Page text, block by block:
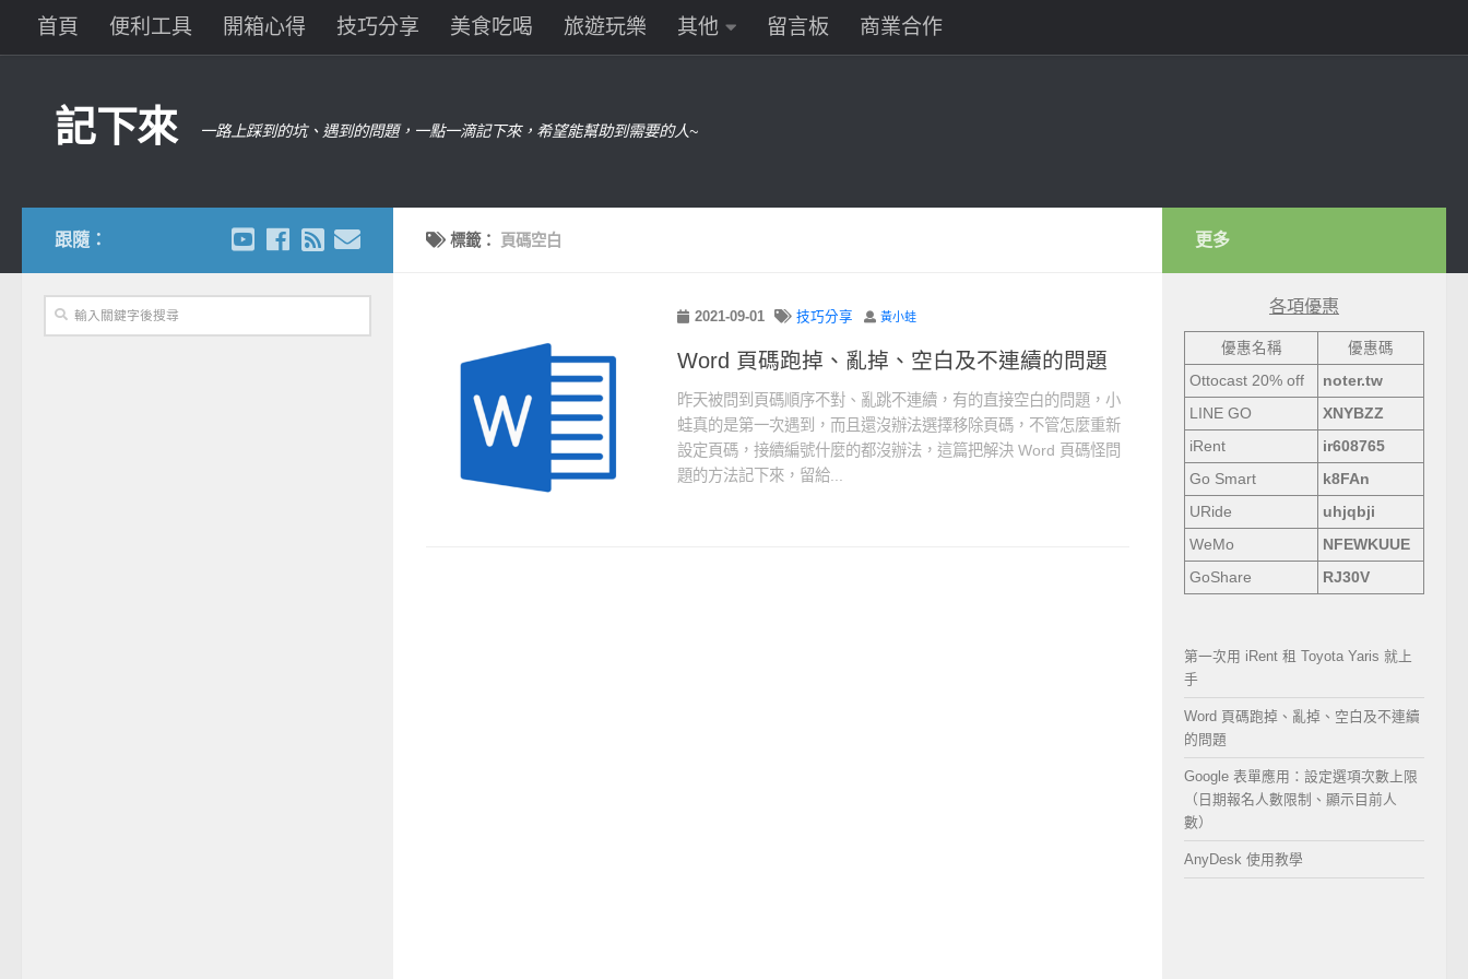
首頁 便利工具 開箱心得 技巧分享 美食吃喝 旅遊玩樂 其他 留言板 商業合作
記下來 一路上踩到的坑、遇到的問題，一點一滴記下來，希望能幫助到需要的人~
標籤： 頁碼空白
2021-09-01 技巧分享 黃小蛙
Word 頁碼跑掉、亂掉、空白及不連續的問題
昨天被問到頁碼順序不對、亂跳不連續，有的直接空白的問題，小
蛙真的是第一次遇到，而且還沒辦法選擇移除頁碼，不管怎麼重新
設定頁碼，接續編號什麼的都沒辦法，這篇把解決 Word 頁碼怪問
題的方法記下來，留給...
跟隨： 更多
各項優惠
優惠名稱
優惠碼
Ottocast 20% off
noter.tw
LINE GO
XNYBZZ
iRent
ir608765
Go Smart
k8FAn
URide
uhjqbji
WeMo
NFEWKUUE
GoShare
RJ30V
第一次用 iRent 租 Toyota Yaris 就上
手
Word 頁碼跑掉、亂掉、空白及不連續
的問題
Google 表單應用：設定選項次數上限
（日期報名人數限制、顯示目前人
數）
AnyDesk 使用教學